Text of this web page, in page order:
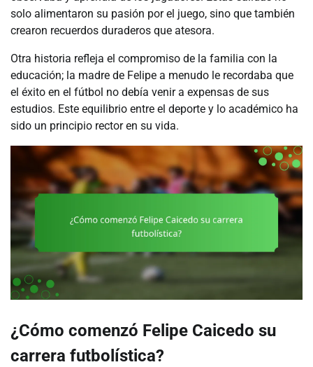
solo alimentaron su pasión por el juego, sino que también
crearon recuerdos duraderos que atesora.
Otra historia refleja el compromiso de la familia con la
educación; la madre de Felipe a menudo le recordaba que
el éxito en el fútbol no debía venir a expensas de sus
estudios. Este equilibrio entre el deporte y lo académico ha
sido un principio rector en su vida.
¿Cómo comenzó Felipe Caicedo su
carrera futbolística?